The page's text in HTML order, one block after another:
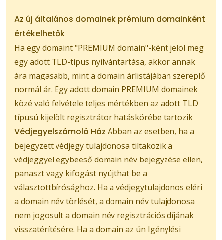
Az új általános domainek prémium domainként
értékelhetők
Ha egy domaint "PREMIUM domain"-ként jelöl meg
egy adott TLD-típus nyilvántartása, akkor annak
ára magasabb, mint a domain árlistájában szereplő
normál ár. Egy adott domain PREMIUM domainek
közé való felvétele teljes mértékben az adott TLD
típusú kijelölt regisztrátor hatáskörébe tartozik
Védjegyelszámoló Ház Abban az esetben, ha a
bejegyzett védjegy tulajdonosa tiltakozik a
védjeggyel egybeeső domain név bejegyzése ellen,
panaszt vagy kifogást nyújthat be a
választottbírósághoz. Ha a védjegytulajdonos eléri
a domain név törlését, a domain név tulajdonosa
nem jogosult a domain név regisztrációs díjának
visszatérítésére. Ha a domain az ún Igénylési